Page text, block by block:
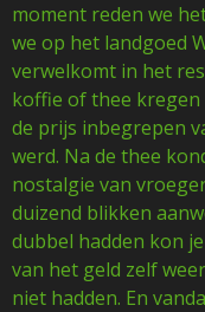
moment reden we
we op het landgoed
verwelkomt in het
koffie of thee
de prijs inbegrepen
werd. Na de thee
nostalgie van
duizend blikken
dubbel hadden kon
van het geld zelf
niet hadden. En